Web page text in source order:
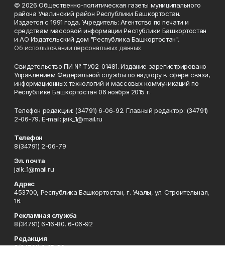
© 2026 Общественно-политическая газеты муниципального
района Учалинский район Республики Башкортостан.
Издается с 1991 года. Учредитель: Агентство по печати и
средствам массовой информации Республики Башкортостан
и АО Издательский дом "Республика Башкортостан".
Об использовании персональных данных
Свидетельство ПИ № ТУ02-01481. Издание зарегистрировано
Управлением Федеральной службы по надзору в сфере связи,
информационных технологий и массовых коммуникаций по
Республике Башкортостан 06 ноября 2015 г.
Телефон редакции: (34791) 6-06-92. Главный редактор: (34791)
2-06-79. Е-mаil: jaik_1@mail.ru
Телефон
8(34791) 2-06-79
Эл. почта
jaik_1@mail.ru
Адрес
453700, Республика Башкортостан, г. Учалы, ул. Строительная,
16.
Рекламная служба
8(34791) 6-16-80, 6-06-92
Редакция
8(34791) 6-15-80